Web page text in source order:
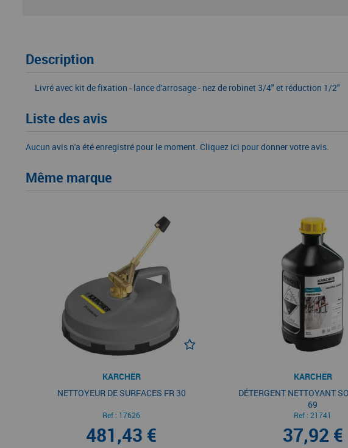
Description
Livré avec kit de fixation - lance d'arrosage - nez de robinet 3/4" et réduction 1/2"
Liste des avis
Aucun avis n'a été enregistré pour le moment. Cliquez ici pour donner votre avis.
Même marque
KARCHER
NETTOYEUR DE SURFACES FR 30
Ref : 17626
481,43 €
KARCHER
DÉTERGENT NETTOYANT
69
Ref : 21741
37,92 €